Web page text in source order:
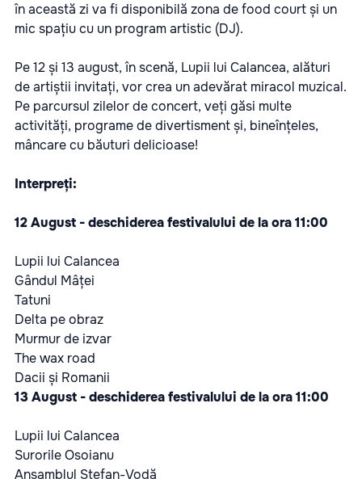
în această zi va fi disponibilă zona de food court și un
mic spațiu cu un program artistic (DJ).
Pe 12 și 13 august, în scenă, Lupii lui Calancea, alături
de artiștii invitați, vor crea un adevărat miracol muzical.
Pe parcursul zilelor de concert, veți găsi multe
activități, programe de divertisment și, bineînțeles,
mâncare cu băuturi delicioase!
Interpreți:
12 August - deschiderea festivalului de la ora 11:00
Lupii lui Calancea
Gândul Mâței
Tatuni
Delta pe obraz
Murmur de izvar
The wax road
Dacii și Romanii
13 August - deschiderea festivalului de la ora 11:00
Lupii lui Calancea
Surorile Osoianu
Ansamblul Ștefan-Vodă